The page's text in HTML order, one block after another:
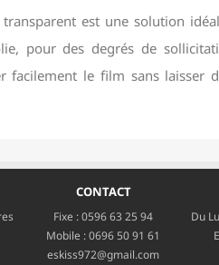
est une solution
pour des degrés de
facilement le film sans laisser
CONTACT
Fixe :0596 63 25 94
Mobile :0696 50 91 61
eskiss972@gmail.com
Du